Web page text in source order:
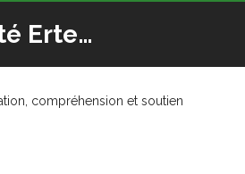
Espace Santé Ertedis
compréhension et soutien